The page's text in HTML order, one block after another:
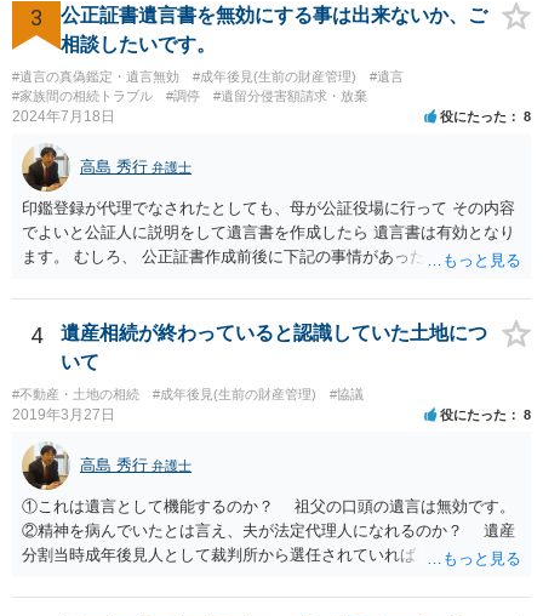
3
公正証書遺言書を無効にする事は出来ないか、ご
相談したいです。
#遺言の真偽鑑定・遺言無効 #成年後見(生前の財産管理)
#遺言
#家族間の相続トラブル
#調停 #遺留分侵害額請求・放棄
2024年7月18日 役にたった 8
高島 秀行 弁護士
印鑑登録が代理でなされたとしても、母が公証役場に行って その内容
でよいと公証人に説明をして遺言書を作成したら 遺言書は有効となり
ます。 むしろ、 公正証書作成前後に下記の事情があったことが証明で
月に携帯が新しくなった母からの第一声は「ここにいたら殺される」
「面会に来てくれ」で、長男に聞くと「面会は出来ない。俺は携帯電
話の使い方を教える為に会っている」「母の話は聞かなくて良い」と
電話が切れました。その後の電話でも「食事に毒が入っている」「体
にチップが埋められている」等、おかしかったです。 当時の診療記
録、介護認定の資料、介護記録を取得して 弁護士に面談で相談された
方がよいと思います。
4
遺産相続が終わっていると認識していた土地につ
いて
#不動産・土地の相続 #成年後見(生前の財産管理) #協議
2019年3月27日 役にたった 8
高島 秀行 弁護士
①これは遺言として機能するのか？ 祖父の口頭の遺言は無効です。
②精神を病んでいたとは言え、夫が法定代理人になれるのか？ 遺産
分割当時成年後見人として裁判所から選任されていれば 法定代理人
か？ 返せという主張は、取り消し又は無効を認める主張になるので